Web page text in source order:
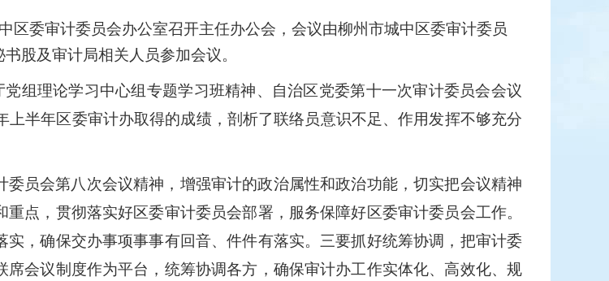
区委审计委员会办公室召开主任办公会，会议由柳州市城中区委审计委员
股及审计局相关人员参加会议。
组理论学习中心组专题学习班精神、自治区党委第十一次审计委员会会议
半年区委审计办取得的成绩，剖析了联络员意识不足、作用发挥不够充分
员会第八次会议精神，增强审计的政治属性和政治功能，切实把会议精神
点，贯彻落实好区委审计委员会部署，服务保障好区委审计委员会工作。
，确保交办事项事事有回音、件件有落实。三要抓好统筹协调，把审计委
会议制度作为平台，统筹协调各方，确保审计办工作实体化、高效化、规